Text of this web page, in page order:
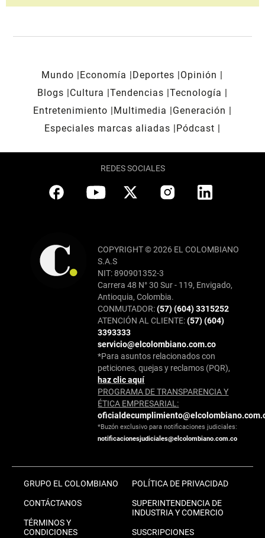
Mundo Economía Deportes
Opinión
Blogs
Cultura Tendencias Tecnología
Entretenimiento
Multimedia
Generación
Especiales marcas aliadas
Pódcast
REDES SOCIALES
COPYRIGHT © 2026 EL COLOMBIANO
S.A.S
NIT: 890901352-3
Carrera 48 N° 30 Sur - 119, Envigado,
Antioquia, Colombia.
CONMUTADOR:(57) (604) 3315252
ATENCIÓN AL CLIENTE:(57) (604)
3393333
servicio@elcolombiano.com.co
*Para asuntos relacionados con
peticiones, quejas y reclamos (PQR),
haz clic aquí
PROGRAMA DE TRANSPARENCIA Y
ÉTICA EMPRESARIAL:
*Buzón exclusivo para notificaciones judiciales:
notificacionesjudiciales@elcolombiano.com.co
GRUPO EL COLOMBIANO
CONTÁCTANOS
TÉRMINOS Y
CONDICIONES
POLÍTICA DE PRIVACIDAD
SUPERINTENDENCIA DE
INDUSTRIA Y COMERCIO
SUSCRIPCIONES